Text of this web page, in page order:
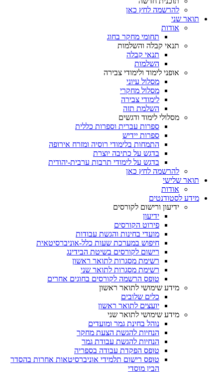
להרשמה לחץ כאן
תואר שני
אודות
תחומי מחקר בחוג
תנאי קבלה והשלמות
תנאי קבלה
השלמות
אופני לימוד ולימודי צבירה
מסלול עיוני
מסלול מחקרי
לימודי צבירה
השלמת תזה
מסלולי לימוד ודגשים
ספרות עברית וספרות כללית
ספרות יידיש
התמחות בלימודי רוסיה ומזרח אירופה
בדגש על כתיבה יוצרת
בדגש על לימודי תרבות ערבית-יהודית
להרשמה לחץ כאן
תואר שלישי
אודות
מידע לסטודנטים
ידיעון ורישום לקורסים
ידיעון
פירוט הקורסים
מועדי בחינות והגשת עבודות
חיפוש במערכת שעות כלל-אוניברסיטאית
רישום לקורסים בשיטת הבידינג
רשימת מסגרות לתואר ראשון
רשימת מסגרות לתואר שני
טופס הרשמה לקורסים בחוגים אחרים
מידע שימושי לתואר ראשון
כלים שלובים
יועצים לתואר ראשון
מידע שימושי לתואר שני
נוהל בחינת גמר ומועדים
הנחיות להגשת הצעת מחקר
הנחיות להגשת עבודת גמר
טופס הפקדת עבודה בספריה
טופס רישום תלמידי אוניברסיטאות אחרות בהסדר
הבין מוסדי